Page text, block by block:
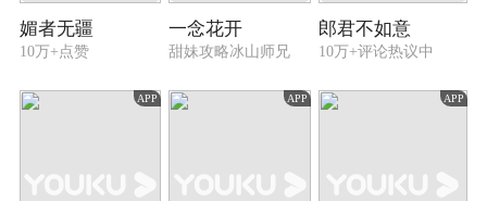
媚者无疆
10万+点赞
一念花开
甜妹攻略冰山师兄
郎君不如意
10万+评论热议中
APP APP APP